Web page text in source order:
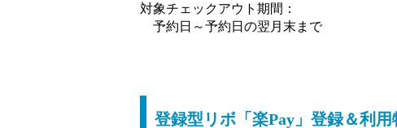
対象チェックアウト期間：
予約日～予約日の翌月末まで
登録型リボ「楽Pay」登録＆利